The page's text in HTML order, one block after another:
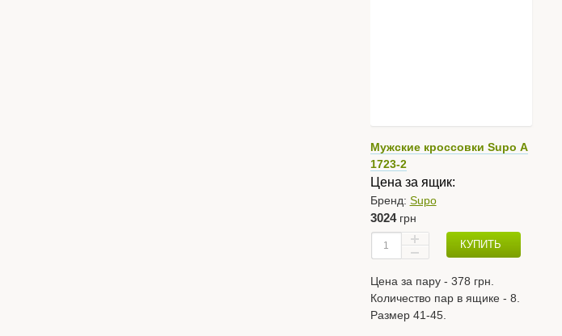
Мужские кроссовки Supo А
1723-2
Цена за ящик:
Бренд: Supo
3024 грн
КУПИТЬ
Цена за пару - 378 грн.
Количество пар в ящике - 8.
Размер 41-45.